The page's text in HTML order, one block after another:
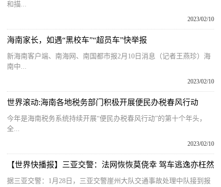
和描...
2023/02/10
海南家长，如遇“黑校车”“超员车”快举报
新海南客户端、南海网、南国都市报2月10日消息（记者王燕珍）海
南中...
2023/02/10
世界滚动:海南各地税务部门积极开展便民办税春风行动
今年是海南税务系统持续开展“便民办税春风行动”的第十个年头，
全...
2023/02/10
【世界快播报】三亚交警：法网恢恢莫侥幸 驾车逃逸亦枉然
据三亚交警：1月28日，三亚交警崖州大队交通事故处理中队接到报